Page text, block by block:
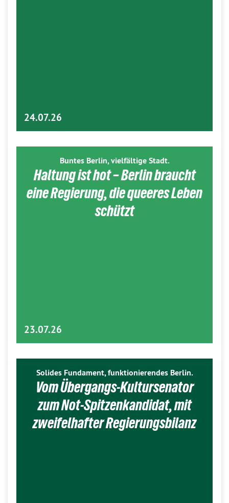
24.07.26
Buntes Berlin, vielfältige Stadt.
Haltung ist hot – Berlin braucht
eine Regierung, die queeres Leben
schützt
23.07.26
Solides Fundament, funktionierendes Berlin.
Vom Übergangs-Kultursenator
zum Not-Spitzenkandidat, mit
zweifelhafter Regierungsbilanz